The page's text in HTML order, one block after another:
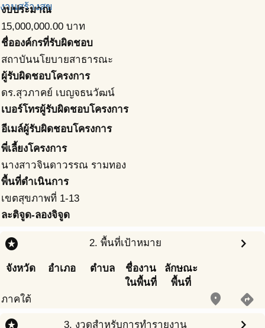
งานสร้างสุข
งบประมาณ
15,000,000.00 บาท
ชื่อองค์กรที่รับผิดชอบ
สถาบันนโยบายสาธารณะ
ผู้รับผิดชอบโครงการ
ดร.สุวภาคย์ เบญจธนวัฒน์
เบอร์โทรผู้รับผิดชอบโครงการ
อีเมล์ผู้รับผิดชอบโครงการ
พี่เลี้ยงโครงการ
นางสาวจินดาวรรณ รามทอง
พื้นที่ดำเนินการ
เขตสุขภาพที่ 1-13
ละติจูด-ลองจิจูด
stars 2. พื้นที่เป้าหมาย chevron_right
จังหวัด อำเภอ ตำบล
ชื่องาน
ในพื้นที่
ลักษณะ
พื้นที่
ภาคใต้
place
directions
3. งวดสำหรับการทำรายงาน